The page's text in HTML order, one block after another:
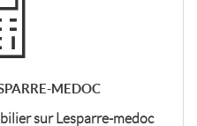
MEDOC
sur Lesparre-medoc